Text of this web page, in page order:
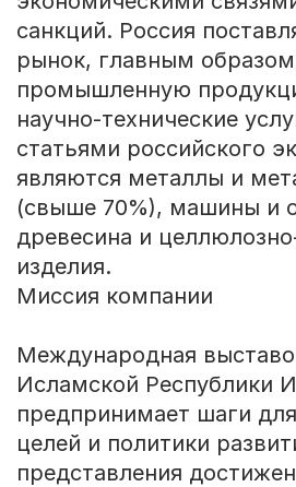
санкций. Россия
рынок, главным
промышленную
научно-технические
статьями российского
являются металлы и
(свыше 70%), машины и
древесина и
изделия.
Миссия компании
Международная
Исламской Республики
предпринимает шаги
целей и политики
представления